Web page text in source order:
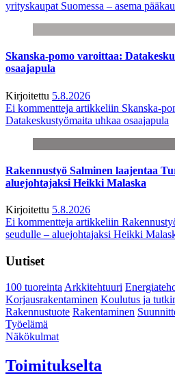
yrityskaupat Suomessa – asema
Skanska-pomo varoittaa:
osaajapula
Kirjoitettu 5.8.2026
Ei kommentteja artikkeliin Skanska-
Datakeskustyömaita uhkaa osaajapula
Rakennustyö Salminen laajentaa
aluejohtajaksi Heikki Malaska
Kirjoitettu 5.8.2026
Ei kommentteja artikkeliin
seudulle – aluejohtajaksi Heikki
Uutiset
100 tuoreintaArkkitehtuuri
Korjausrakentaminen Koulutus ja
Rakennustuote Rakentaminen
Työelämä
Näkökulmat
Toimitukselta